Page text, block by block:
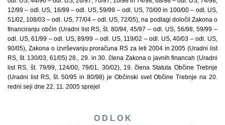
12/99 – odl. US, 16/99 – odl. US, 59/99 – odl. US, 70/00 in 100/00 – odl. US,
51/02, 108/03 – odl. US, 77/04 – odl. US, 72/05), na podlagi določil Zakona o
financiranju občin (Uradni list RS, št. 80/94, 45/97 – odl. US, 56/98, 59/99 –
odl. US, 61/99 – odl. US, 89/99 – odl. US, 119/02 – odl. US, 40/03 – odl. US,
90/05), Zakona o izvrševanju proračuna RS za leti 2004 in 2005 (Uradni list
RS, št. 130/03, 61/05) 28., 29. in 30. člena Zakona o javnih financah (Uradni
list RS, št. 79/99, 124/00, 79/01, 30/02), 19. člena Statuta Občine Trebnje
(Uradni list RS, št. 50/95 in 80/98) je Občinski svet Občine Trebnje na 20.
redni seji dne 22. 11. 2005 sprejel
O D L O K